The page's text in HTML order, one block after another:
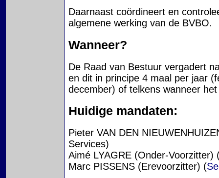
Daarnaast coördineert en
algemene werking van de BVBO.
Wanneer?
De Raad van Bestuur vergadert
en dit in principe 4 maal per jaar
december) of telkens wanneer
Huidige mandaten:
Pieter VAN DEN
Services)
Aimé LYAGRE (Onder-Voorzitter)
Marc PISSENS (Erevoorzitter) (